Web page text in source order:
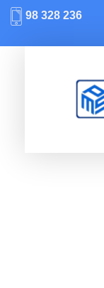
98 328 236